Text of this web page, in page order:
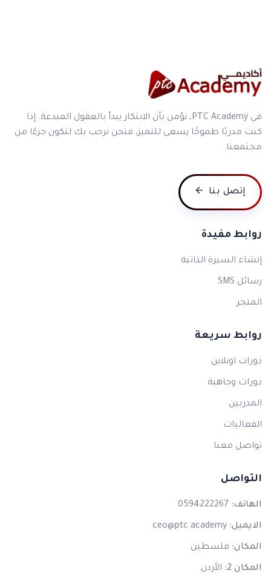
في PTC Academy، نؤمن بأن الابتكار يبدأ بالعقول المبدعة. إذا
كنت مدربًا طموحًا يسعى للتميز، فنحن نرحب بك لتكون جزءًا من
مجتمعنا.
إتصل بنا
روابط مفيدة
إنشاء السيرة الذاتية
رسائل SMS
المتجر
روابط سريعة
دورات اونلاين
دورات وجاهية
المدربين
الفعاليات
تواصل معنا
التواصل
الهاتف: 0594222267
الايميل: ceo@ptc.academy
المكان: فلسطين
المكان 2: الأردن